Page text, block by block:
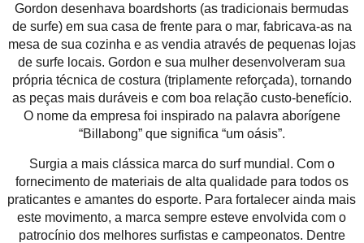
Gordon desenhava boardshorts (as tradicionais bermudas
de surfe) em sua casa de frente para o mar, fabricava-as na
mesa de sua cozinha e as vendia através de pequenas lojas
de surfe locais. Gordon e sua mulher desenvolveram sua
própria técnica de costura (triplamente reforçada), tornando
as peças mais duráveis e com boa relação custo-benefício.
O nome da empresa foi inspirado na palavra aborígene
“Billabong” que significa “um oásis”.
Surgia a mais clássica marca do surf mundial. Com o
fornecimento de materiais de alta qualidade para todos os
praticantes e amantes do esporte. Para fortalecer ainda mais
este movimento, a marca sempre esteve envolvida com o
patrocínio dos melhores surfistas e campeonatos. Dentre